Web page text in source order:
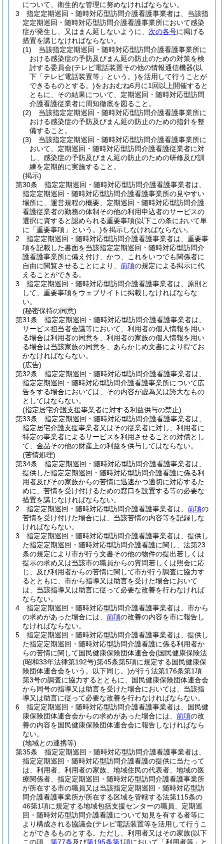
について、衛生的な管理に努めなければならない。
3
指定定期巡回・随時対応型訪問介護看護事業者は、当該指
定定期巡回・随時対応型訪問介護看護事業所において感染
症が発生し、又はまん延しないように、 次の各号に掲げる
措置を講じなければならない。
(1)
当該指定定期巡回・随時対応型訪問介護看護事業所に
おける感染症の予防及びまん延の防止のための対策を検
討する委員会(テレビ電話装置その他の情報通信機器(以
下「テレビ電話装置等」という。)を活用して行うことが
できるものとする。)をおおむね6月に1回以上開催すると
ともに、その結果について、定期巡回・随時対応型訪問
介護看護従業者に周知徹底を図ること。
(2)
当該指定定期巡回・随時対応型訪問介護看護事業所に
おける感染症の予防及びまん延の防止のための指針を整
備すること。
(3)
当該指定定期巡回・随時対応型訪問介護看護事業所に
おいて、定期巡回・随時対応型訪問介護看護従業者に対
し、感染症の予防及びまん延の防止のための研修及び訓
練を定期的に実施すること。
(掲示)
第30条
指定定期巡回・随時対応型訪問介護看護事業者は、
指定定期巡回・随時対応型訪問介護看護事業所の見やすい
場所に、運営規程の概要、定期巡回・随時対応型訪問介護
看護従業者の勤務の体制その他の利用申込者のサービスの
選択に資すると認められる重要事項(以下この条において単
に「重要事項」という。)を掲示しなければならない。
2
指定定期巡回・随時対応型訪問介護看護事業者は、重要事
項を記載した書面を当該指定定期巡回・随時対応型訪問介
護看護事業所に備え付け、かつ、これをいつでも関係者に
自由に閲覧させることにより、 前項の規定による掲示に代
えることができる。
3
指定定期巡回・随時対応型訪問介護看護事業者は、原則と
して、重要事項をウェブサイトに掲載しなければならな
い。
(秘密保持の同意)
第31条
指定定期巡回・随時対応型訪問介護看護事業者は、
サービス担当者会議等において、利用者の個人情報を用い
る場合は利用者の同意を、利用者の家族の個人情報を用い
る場合は当該家族の同意を、あらかじめ文書により得てお
かなければならない。
(広告)
第32条
指定定期巡回・随時対応型訪問介護看護事業者は、
指定定期巡回・随時対応型訪問介護看護事業所について広
告をする場合においては、その内容が虚為又は誇大なもの
としてはならない。
(指定居宅介護支援事業者に対する利益供与の禁止)
第33条
指定定期巡回・随時対応型訪問介護看護事業者は、
指定居宅介護支援事業者又はその従業者に対し、利用者に
特定の事業者によるサービスを利用させることの対償とし
て、金品その他の財産上の利益を供与してはならない。
(苦情処理)
第34条
指定定期巡回・随時対応型訪問介護看護事業者は、
提供した指定定期巡回・随時対応型訪問介護看護に係る利
用者及びその家族からの苦情に迅速かつ適切に対応するた
めに、苦情を受け付けるための窓口を設置する等の必要な
措置を講じなければならない。
2
指定定期巡回・随時対応型訪問介護看護事業者は、 前項の
苦情を受け付けた場合には、当該苦情の内容等を記録しな
ければならない。
3
指定定期巡回・随時対応型訪問介護看護事業者は、提供し
た指定定期巡回・随時対応型訪問介護看護に関し、法第23
条の規定により市が行う文書その他の物件の提出若しくは
提示の求め又は当該市の職員からの質問若しくは照会に応
じ、及び利用者からの苦情に関して市が行う調査に協力す
るとともに、市から指導又は助言を受けた場合において
は、当該指導又は助言に従って必要な改善を行わなければ
ならない。
4
指定定期巡回・随時対応型訪問介護看護事業者は、市から
の求めがあった場合には、 前項の改善の内容を市に報告し
なければならない。
5
指定定期巡回・随時対応型訪問介護看護事業者は、提供し
た指定定期巡回・随時対応型訪問介護看護に係る利用者か
らの苦情に関して国民健康保険団体連合会(国民健康保険法
(昭和33年法律第192号)第45条第5項に規定する国民健康保
険団体連合会をいう。以下同じ。)が行う法第176条第1項
第3号の調査に協力するとともに、国民健康保険団体連合会
から同号の指導又は助言を受けた場合においては、当該指
導又は助言に従って必要な改善を行わなければならない。
6
指定定期巡回・随時対応型訪問介護看護事業者は、国民健
康保険団体連合会からの求めがあった場合には、 前項の改
善の内容を国民健康保険団体連合会に報告しなければなら
ない。
(地域との連携等)
第35条
指定定期巡回・随時対応型訪問介護看護事業者は、
指定定期巡回・随時対応型訪問介護看護の提供に当たって
は、利用者、利用者の家族、地域住民の代表者、地域の医
療関係者、指定定期巡回・随時対応型訪問介護看護事業所
が所在する市の職員又は当該指定定期巡回・随時対応型訪
問介護看護事業所が所在する区域を管轄する法第115条の
46第1項に規定する地域包括支援センターの職員、定期巡
回・随時対応型訪問介護看護について知見を有する者等に
より構成される協議会(テレビ電話装置等を活用して行うこ
とができるものとする。ただし、利用者又はその家族(以下
この項、 第77条及び第195条第1項において「利用者等」と